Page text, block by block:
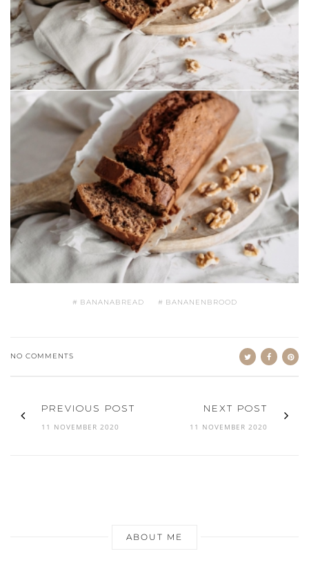
BANANABREAD BANANENBROOD
NO COMMENTS
PREVIOUS POST
11 NOVEMBER 2020
NEXT POST
11 NOVEMBER 2020
ABOUT ME